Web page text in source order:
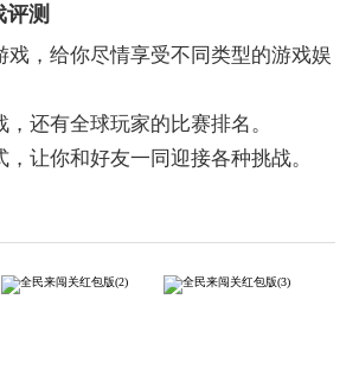
测
戏，给你尽情享受不同类型的游戏娱
还有全球玩家的比赛排名。
让你和好友一同迎接各种挑战。